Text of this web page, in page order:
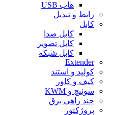
هاب USB
رابط و تبدیل
کابل
کابل صدا
کابل تصویر
کابل شبکه
Extender
کولپد و استند
کیف و کاور
سوئیچ و KWM
چند راهی برق
پروژکتور